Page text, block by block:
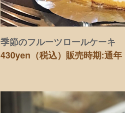
季節のフルーツロールケーキ
430yen（税込） 販売時期:通年